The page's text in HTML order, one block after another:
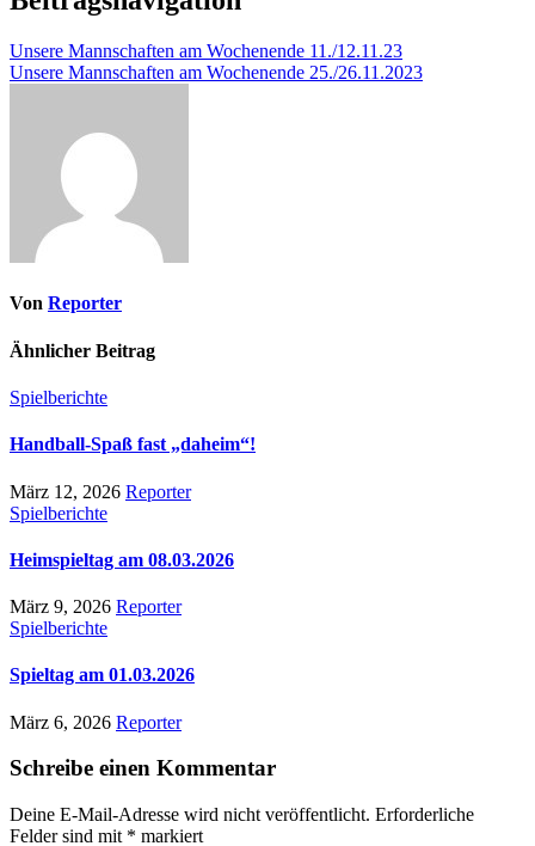
Unsere Mannschaften am Wochenende 11./12.11.23
Unsere Mannschaften am Wochenende 25./26.11.2023
Von Reporter
Ähnlicher Beitrag
Spielberichte
Handball-Spaß fast „daheim“!
März 12, 2026 Reporter
Spielberichte
Heimspieltag am 08.03.2026
März 9, 2026 Reporter
Spielberichte
Spieltag am 01.03.2026
März 6, 2026 Reporter
Schreibe einen Kommentar
Deine E-Mail-Adresse wird nicht veröffentlicht. Erforderliche
Felder sind mit * markiert